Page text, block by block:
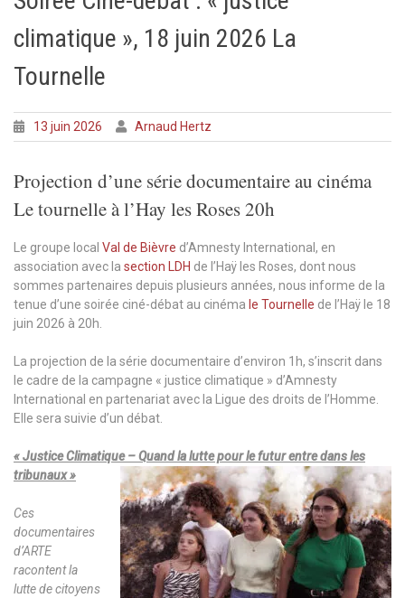
climatique », 18 juin 2026 La
Tournelle
13 juin 2026 Arnaud Hertz
Projection d’une série documentaire au cinéma
Le tournelle à l’Hay les Roses 20h
Le groupe local Val de Bièvre d’Amnesty International, en
association avec la section LDH de l’Haÿ les Roses, dont nous
sommes partenaires depuis plusieurs années, nous informe de la
tenue d’une soirée ciné-débat au cinéma le Tournelle de l’Haÿ le 18
juin 2026 à 20h.
La projection de la série documentaire d’environ 1h, s’inscrit dans
le cadre de la campagne « justice climatique » d’Amnesty
International en partenariat avec la Ligue des droits de l’Homme.
Elle sera suivie d’un débat.
« Justice Climatique – Quand la lutte pour le futur entre dans les
tribunaux »
Ces
documentaires
d’ARTE
racontent la
lutte de citoyens